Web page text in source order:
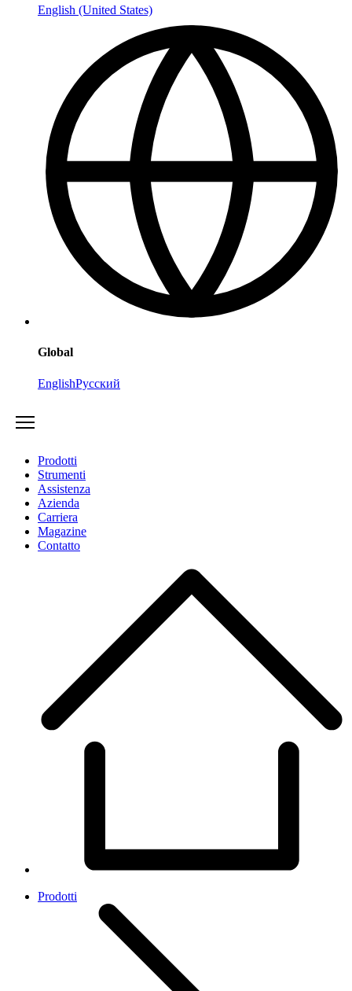
English (United States)
Global
EnglishРусский
Prodotti
Strumenti
Assistenza
Azienda
Carriera
Magazine
Contatto
Prodotti